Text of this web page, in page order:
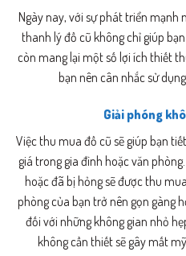
Ngày nay, với sự phát triển mạnh
thanh lý đồ cũ không chỉ giúp
còn mang lại một số lợi ích thiết
bạn nên cân nhắc sử
Giải phóng
Việc thu mua đồ cũ sẽ giúp bạn
giá trong gia đình hoặc văn
hoặc đã bị hỏng sẽ được thu
phòng của bạn trở nên gọn gàng
đối với những không gian nhỏ
không cần thiết sẽ gây mất